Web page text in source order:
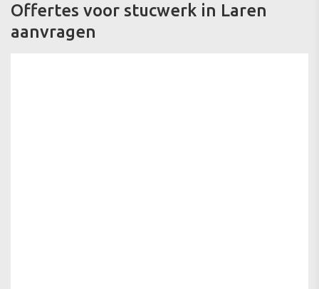
Offertes voor stucwerk in Laren
aanvragen